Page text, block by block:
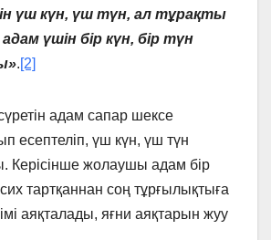
үш күн, үш түн, ал тұрақты
үшiн бiр күн, бiр түн
.[2]
адам сапар шексе
есептелiп, үш күн, үш түн
Керiсiнше жолаушы адам бiр
тартқаннан соң тұрғылықтыға
аяқталады, яғни аяқтарын жуу